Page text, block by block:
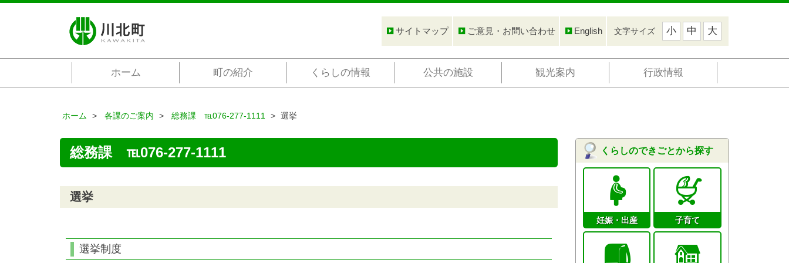
サイトマップ ご意見・お問い合わせ English 文字サイズ 小 中 大
ホーム 町の紹介 くらしの情報 公共の施設 観光案内 行政情報
ホーム 各課のご案内 総務課 ℡076-277-1111 選挙
総務課 ℡076-277-1111
選挙
選挙制度
くらしのできごとから探す
妊娠・出産 子育て